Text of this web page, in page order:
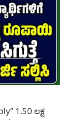
1.50 ಲಕ್ಷ